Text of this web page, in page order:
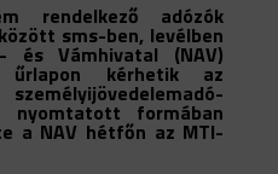
rendelkező adózók
sms-ben, levélben
Vámhivatal (NAV)
űrlapon kérhetik az
nyomtatott formában
a NAV hétfőn az MTI-